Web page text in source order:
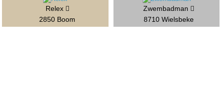
Relex
2850 Boom
Zwembadman
8710 Wielsbeke